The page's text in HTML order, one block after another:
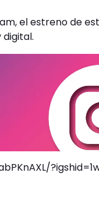
el estreno de